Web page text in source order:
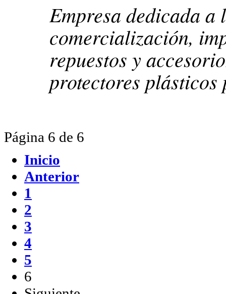
Empresa dedicada
comercialización,
repuestos y
protectores
Página 6 de 6
Inicio
Anterior
1
2
3
4
5
6